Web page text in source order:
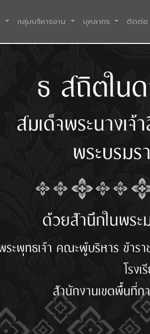
กลุ่มบริหารงาน บุคลากร ติดต่อ